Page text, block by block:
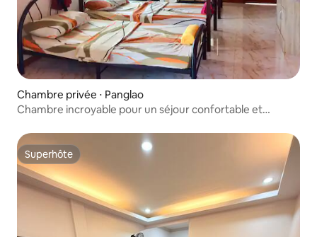
Chambre privée ⋅ Panglao
Chambre incroyable pour un séjour confortable et
Superhôte
Superhôte